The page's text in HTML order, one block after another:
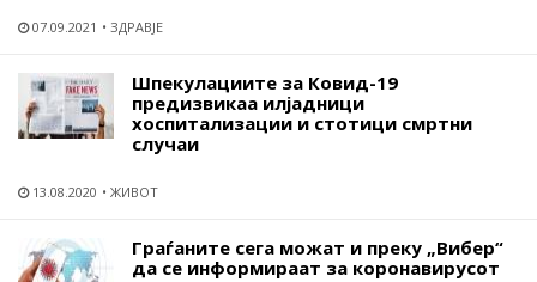
07.09.2021 ЗДРАВЈЕ
Шпекулациите за Ковид-19
предизвикаа илјадници
хоспитализации и стотици смртни
случаи
13.08.2020 ЖИВОТ
Граѓаните сега можат и преку „Вибер“
да се информираат за коронавирусот